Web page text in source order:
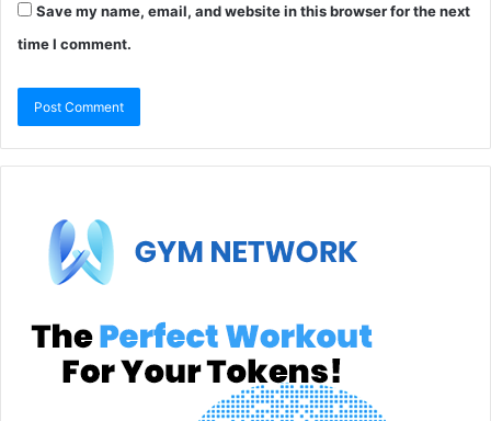
Save my name, email, and website in this browser for the next
time I comment.